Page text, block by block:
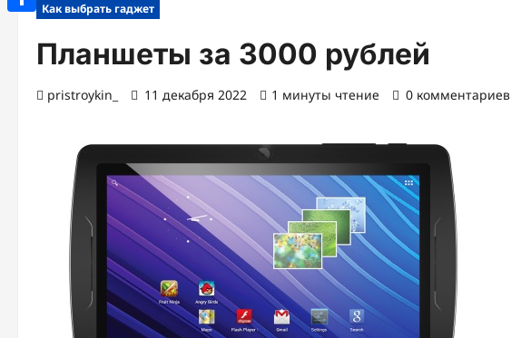
Как выбрать гаджет
Планшеты за 3000 рублей
pristroykin_ 11 декабря 2022 1 минуты чтение 0 комментариев